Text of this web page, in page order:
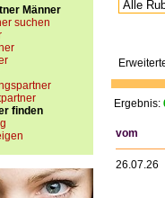
Männer
suchen
finden
Ergebnis:
vom
26.07.26